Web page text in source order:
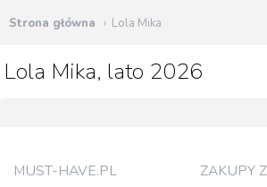
Strona główna Lola Mika
Lola Mika, lato 2026
MUST-HAVE.PL ZAKUPY